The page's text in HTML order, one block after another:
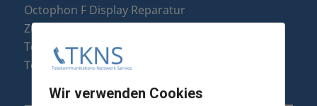
Octophon F Display Reparatur
Zubehör & Ersatzteile
Telefonanlagen Optimierung
Telefonanlagen Erweiterung
Wir verwenden Cookies